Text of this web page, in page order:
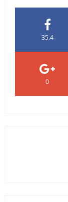
35.4
0